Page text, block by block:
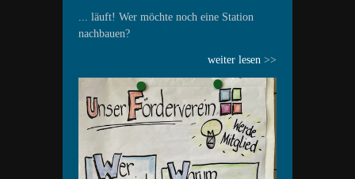
... läuft! Wer möchte noch eine Station
nachbauen?
weiter lesen >>